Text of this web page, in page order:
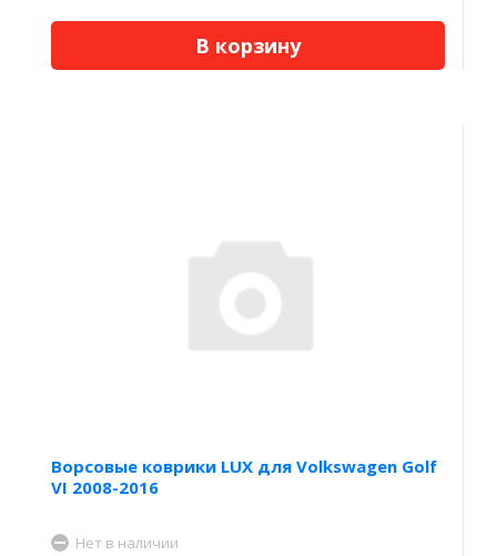
В корзину
Ворсовые коврики LUX для Volkswagen Golf
VI 2008-2016
Нет в наличии